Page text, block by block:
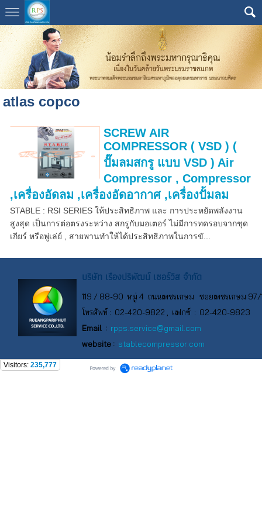
atlas copco
SCREW AIR
COMPRESSOR ( VSD ) (
ปั๊มลมสกรู แบบ VSD ) Air
Compressor , Compressor
,เครื่องอัดลม ,เครื่องอัดอากาศ ,เครื่องปั้มลม
STABLE : RSI SERIES ให้ประสิทธิภาพ และ การประหยัดพลังงาน
สูงสุด เป็นการต่อตรงระหว่าง สกรูกับมอเตอร์ ไม่มีการทดรอบจากชุด
เกียร์ หรือพู่เล่ย์ , สายพานทำให้ได้ประสิทธิภาพในการขั...
บริษัท เรืองปริพัฒน์ เซอร์วิส จำกัด
119 / 88-90 หมู่ 4 ถนนเพชรเกษม ซอยเพชรเกษม
โทรศัพท์ : 02-420-9822 , แฟกซ์ : 02-420-9823
Email : rpps.service@gmail.com
website : stablecompressor.com
Visitors: 235,777